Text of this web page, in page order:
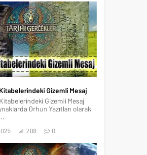
Gizemli Mesaj
Gizemli Mesaj
Orhun Yazıtları olarak
208 0